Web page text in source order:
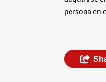
persona en